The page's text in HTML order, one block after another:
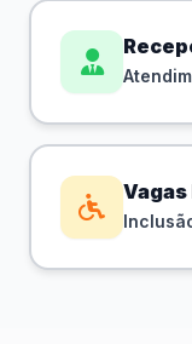
Vagas